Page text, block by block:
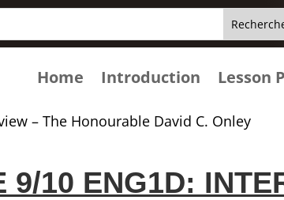
Home Introduction Lesson
– The Honourable David C. Onley
9/10 ENG1D: